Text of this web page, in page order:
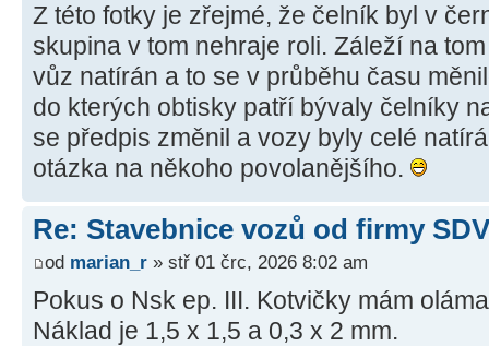
Z této fotky je zřejmé, že čelník byl v
skupina v tom nehraje roli. Záleží na
vůz natírán a to se v průběhu času
do kterých obtisky patří bývaly čelníky
se předpis změnil a vozy byly celé
otázka na někoho povolanějšího.
Re: Stavebnice vozů od firmy
od marian_r » stř 01 črc, 2026 8:02 am
Pokus o Nsk ep. III. Kotvičky mám
Náklad je 1,5 x 1,5 a 0,3 x 2 mm.